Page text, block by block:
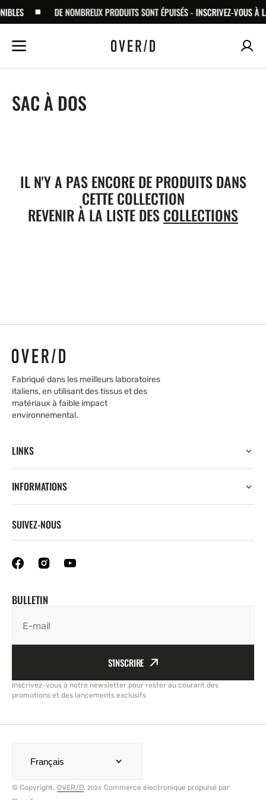
ALLER
AU
CONTENU
DE NOMBREUX PRODUITS SONT ÉPUISÉS -INSCRIVEZ-VOUS À LA
COLLECTION:
SAC À DOS
IL N'Y A PAS ENCORE DE PRODUITS DANS
CETTE COLLECTION
REVENIR À LA LISTE DESCOLLECTIONS
Fabriqué dans les meilleurs laboratoires
italiens, en utilisant des tissus et des
matériaux à faible impact
environnemental.
LINKS
INFORMATIONS
SUIVEZ-NOUS
BULLETIN
E-mail
S'INSCRIRE
Inscrivez-vous à notre newsletter pour rester au courant des
promotions et des lancements exclusifs
Français
© Copyright, OVER/D, 2026 Commerce électronique propulsé par